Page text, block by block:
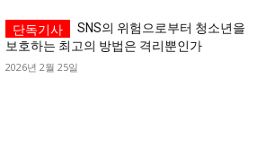
SNS의 위험으로부터 청소년을
보호하는 최고의 방법은 격리뿐인가
2026년 2월 25일